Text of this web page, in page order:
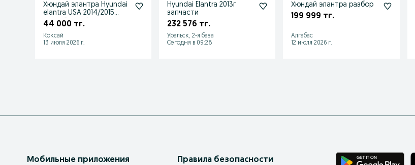
Хюндай элантра Hyundai
elantra USA 2014/2015
рестайлинг фара
44 000 тг.
Коксай
13 июля 2026 г.
Hyundai Elantra 2013г
запчасти
232 576 тг.
Уральск, 2-я база
Сегодня в 09:28
Хюндай элантра разбор
199 999 тг.
Алгабас
12 июля 2026 г.
Мобильные приложения Правила безопасности